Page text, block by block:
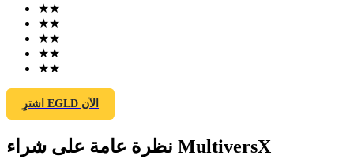
★★
★★
★★
★★
★★
اشترِ EGLD الآن
نظرة عامة على شراء MultiversX